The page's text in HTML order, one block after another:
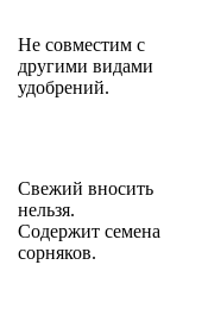
Не совместим с
другими видами
удобрений.
Свежий вносить
нельзя.
Содержит семена
сорняков.